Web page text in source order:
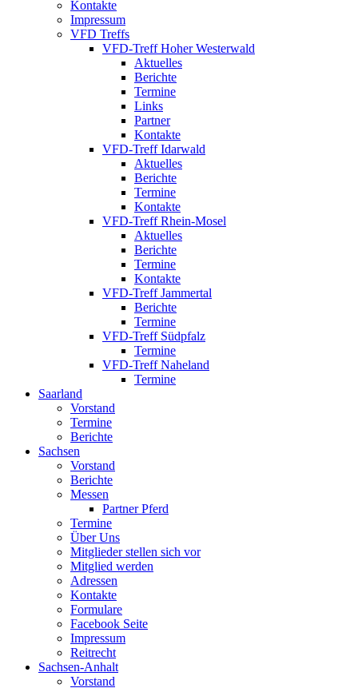
Kontakte
Impressum
VFD Treffs
VFD-Treff Hoher Westerwald
Aktuelles
Berichte
Termine
Links
Partner
Kontakte
VFD-Treff Idarwald
Aktuelles
Berichte
Termine
Kontakte
VFD-Treff Rhein-Mosel
Aktuelles
Berichte
Termine
Kontakte
VFD-Treff Jammertal
Berichte
Termine
VFD-Treff Südpfalz
Termine
VFD-Treff Naheland
Termine
Saarland
Vorstand
Termine
Berichte
Sachsen
Vorstand
Berichte
Messen
Partner Pferd
Termine
Über Uns
Mitglieder stellen sich vor
Mitglied werden
Adressen
Kontakte
Formulare
Facebook Seite
Impressum
Reitrecht
Sachsen-Anhalt
Vorstand